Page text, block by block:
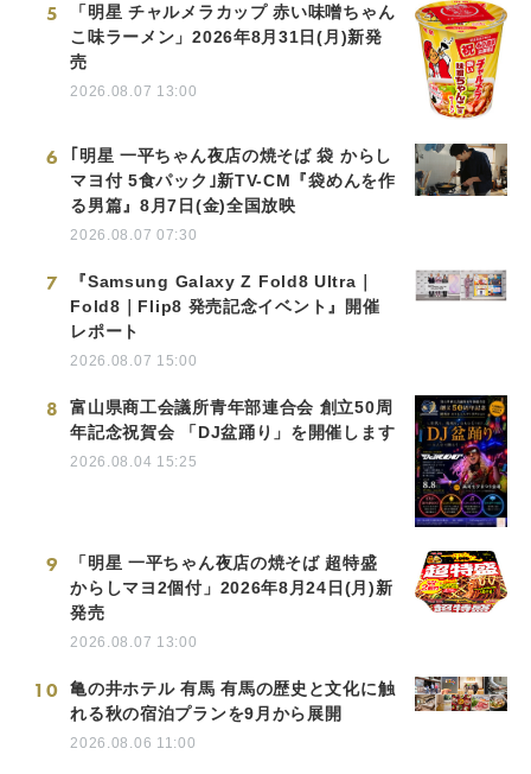
5
「明星 チャルメラカップ 赤い味噌ちゃん
こ味ラーメン」2026年8月31日(月)新発
売
2026.08.07 13:00
6
｢明星 一平ちゃん夜店の焼そば 袋 からし
マヨ付 5食パック｣新TV-CM『袋めんを作
る男篇』8月7日(金)全国放映
2026.08.07 07:30
7
『Samsung Galaxy Z Fold8 Ultra｜
Fold8｜Flip8 発売記念イベント』開催
レポート
2026.08.07 15:00
8
富山県商工会議所青年部連合会 創立50周
年記念祝賀会 「DJ盆踊り」を開催します
2026.08.04 15:25
9
「明星 一平ちゃん夜店の焼そば 超特盛
からしマヨ2個付」2026年8月24日(月)新
発売
2026.08.07 13:00
10
亀の井ホテル 有馬 有馬の歴史と文化に触
れる秋の宿泊プランを9月から展開
2026.08.06 11:00